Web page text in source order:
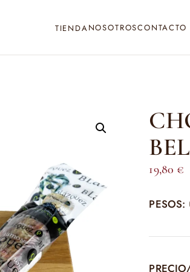
TIENDANOSOTROSCONTACTO
19,80 €
PESOS: